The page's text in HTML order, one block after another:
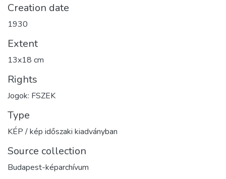
Creation date
1930
Extent
13x18 cm
Rights
Jogok: FSZEK
Type
KÉP / kép időszaki kiadványban
Source collection
Budapest-képarchívum